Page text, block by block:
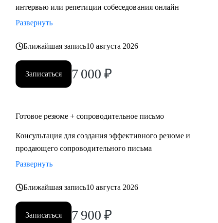
интервью или репетиции собеседования онлайн
Развернуть
Ближайшая запись10 августа 2026
Записаться 7 000 ₽
Готовое резюме + сопроводительное письмо
Консультация для создания эффективного резюме и
продающего сопроводительного письма
Развернуть
Ближайшая запись10 августа 2026
Записаться 7 900 ₽